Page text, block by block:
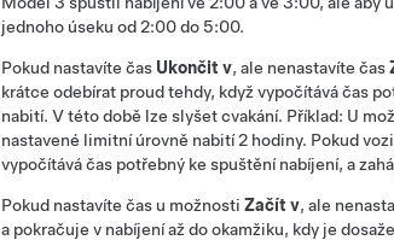
jednoho úseku od 2:00 do 5:00.
Pokud nastavíte čas Ukončit v, ale nenastavíte čas
krátce odebírat proud tehdy, když vypočítává čas
nabití. V této době lze slyšet cvakání. Příklad: U
nastavené limitní úrovně nabití 2 hodiny. Pokud
vypočítává čas potřebný ke spuštění nabíjení, a
Pokud nastavíte čas u možnosti Začít v, ale
a pokračuje v nabíjení až do okamžiku, kdy je